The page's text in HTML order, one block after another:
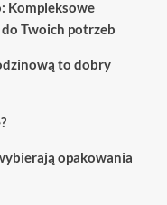
Kompleksowe
Twoich potrzeb
to dobry
opakowania